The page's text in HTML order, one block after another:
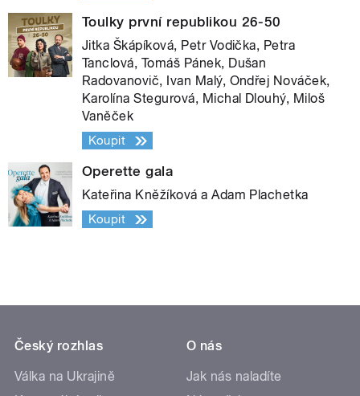
Toulky první republikou 26-50
Jitka Škápíková, Petr Vodička, Petra
Tanclová, Tomáš Pánek, Dušan
Radovanovič, Ivan Malý, Ondřej Nováček,
Karolína Stegurová, Michal Dlouhý, Miloš
Vaněček
Koupit
Operette gala
Kateřina Kněžíková a Adam Plachetka
Koupit
Český rozhlas
Válka na Ukrajině
O nás
Jak nás naladíte